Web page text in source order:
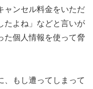
ャンセル料金をいただ
たよね」などと言いが
た個人情報を使って脅
、もし遭ってしまって